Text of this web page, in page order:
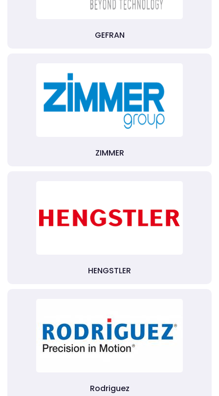
GEFRAN
ZIMMER
HENGSTLER
Rodriguez